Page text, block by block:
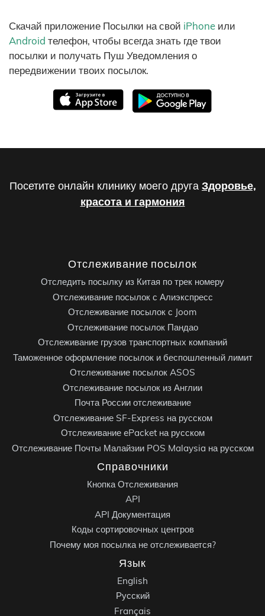
Скачай приложение Посылки на свой iPhone или
Android телефон, чтобы всегда знать где твои
посылки и получать Пуш Уведомления о
передвижении твоих посылок.
Посетите онлайн клинику моего друга Здоровье,
красота и гармония
Отслеживание посылок
Отследить посылку из Китая по трек номеру
Отслеживание посылок с Алиэкспресс
Отслеживание посылок с Joom
Отслеживание посылок Пандао
Отслеживание грузов транспортных компаний
Таможенное оформление посылок и беспошленный лимит
Отслеживание посылок ASOS
Отслеживание посылок из Англии
Почта России отслеживание
Отслеживание SF-Express на русском
Отслеживание ePacket на русском
Отслеживание Почты Малайзии POS Malaysia на русском
Справочники
Кнопка Отслеживания
API
API Документация
Коды сортировочных центров
Почему моя посылка не отслеживается?
Язык
English
Русский
Français